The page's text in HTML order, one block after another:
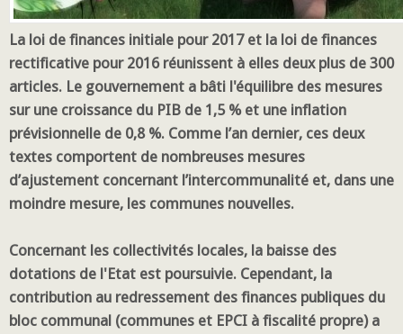
La loi de finances initiale pour 2017 et la loi de finances
rectificative pour 2016 réunissent à elles deux plus de 300
articles. Le gouvernement a bâti l'équilibre des mesures
sur une croissance du PIB de 1,5 % et une inflation
prévisionnelle de 0,8 %. Comme l’an dernier, ces deux
textes comportent de nombreuses mesures
d’ajustement concernant l’intercommunalité et, dans une
moindre mesure, les communes nouvelles.
Concernant les collectivités locales, la baisse des
dotations de l'Etat est poursuivie. Cependant, la
contribution au redressement des finances publiques du
bloc communal (communes et EPCI à fiscalité propre) a